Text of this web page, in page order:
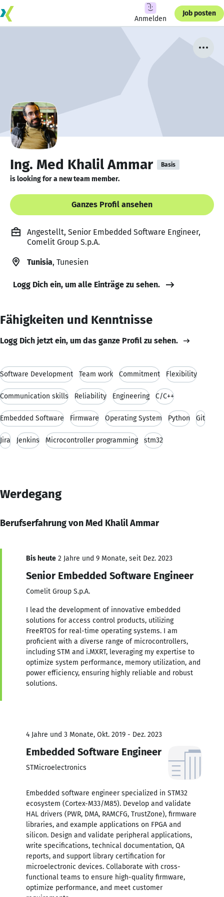
Anmelden
Job posten
Ing. Med Khalil Ammar Basis
is looking for a new team member.
Ganzes Profil ansehen
Angestellt, Senior Embedded Software Engineer,
Comelit Group S.p.A.
Tunisia, Tunesien
Logg Dich ein, um alle Einträge zu sehen.
Fähigkeiten und Kenntnisse
Logg Dich jetzt ein, um das ganze Profil zu sehen.
Software Development Team work Commitment Flexibility
Communication skills Reliability Engineering C/C++
Embedded Software Firmware Operating System Python Git
Jira Jenkins Microcontroller programming stm32
Werdegang
Berufserfahrung von Med Khalil Ammar
Bis heute 2 Jahre und 9 Monate, seit Dez. 2023
Senior Embedded Software Engineer
Comelit Group S.p.A.
I lead the development of innovative embedded
solutions for access control products, utilizing
FreeRTOS for real-time operating systems. I am
proficient with a diverse range of microcontrollers,
including STM and i.MXRT, leveraging my expertise to
optimize system performance, memory utilization, and
power efficiency, ensuring highly reliable and robust
solutions.
4 Jahre und 3 Monate, Okt. 2019 - Dez. 2023
Embedded Software Engineer
STMicroelectronics
Embedded software engineer specialized in STM32
ecosystem (Cortex-M33/M85). Develop and validate
HAL drivers (PWR, DMA, RAMCFG, TrustZone), firmware
libraries, and example applications on FPGA and
silicon. Design and validate peripheral applications,
write specifications, technical documentation, QA
reports, and support library certification for
microelectronic devices. Collaborate with cross-
functional teams to ensure high-quality firmware,
optimize performance, and meet customer